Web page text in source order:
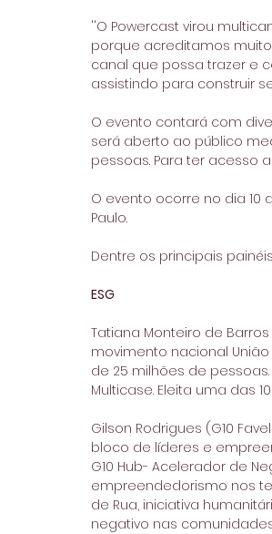
''O Powercast virou
porque acreditamos
canal que possa trazer e
assistindo para construir
O evento contará com
será aberto ao público
pessoas. Para ter acesso
O evento ocorre no dia 10
Paulo.
Dentre os principais
ESG
Tatiana Monteiro de
movimento nacional
de 25 milhões de
Multicase. Eleita uma das
Gilson Rodrigues (G10
bloco de líderes e
G10 Hub- Acelerador de
empreendedorismo nos
de Rua, iniciativa
negativo nas